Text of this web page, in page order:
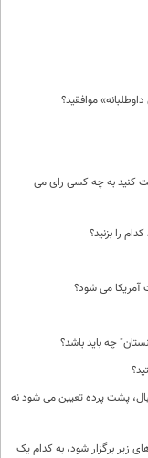
موافقید؟
کنید به چه کسی رای می
را بزنید؟
آمریکا می شود؟
چه باید باشد؟
پشت پرده تعیین می شود نه
زیر برگزار شود، به کدام یک